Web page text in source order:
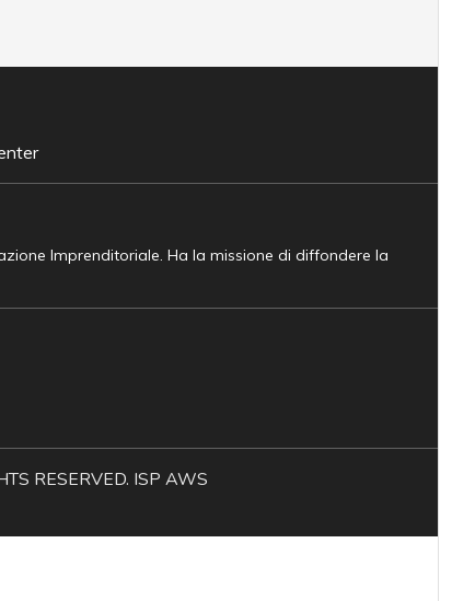
Imprenditoriale. Ha la missione di diffondere la
RESERVED. ISP AWS